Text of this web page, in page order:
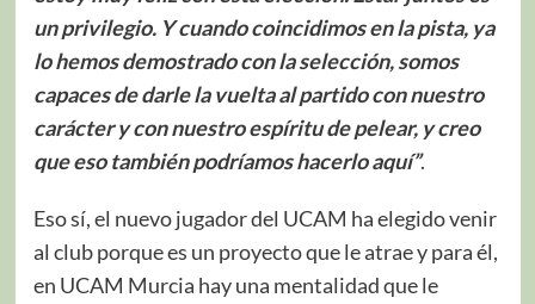
un privilegio. Y cuando coincidimos en la pista, ya
lo hemos demostrado con la selección, somos
capaces de darle la vuelta al partido con nuestro
carácter y con nuestro espíritu de pelear, y creo
que eso también podríamos hacerlo aquí”.
Eso sí, el nuevo jugador del UCAM ha elegido venir
al club porque es un proyecto que le atrae y para él,
en UCAM Murcia hay una mentalidad que le